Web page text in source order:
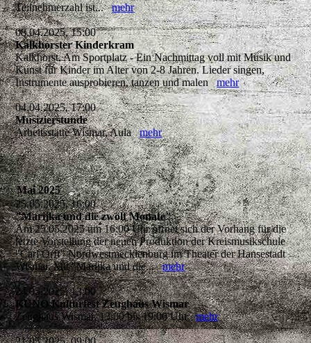
Teilnehmerzahl ist...mehr
08.04.2025, 15:00
Kalkhorster Kinderkram
Kalkhorst, Am Sportplatz - Ein Nachmittag voll mit Musik und
Kunst für Kinder im Alter von 2-8 Jahren. Lieder singen,
Instrumente ausprobieren, tanzen und malenmehr
04.04.2025, 17:00
Musizierstunde
Arbeitsstätte Wismar, Aulamehr
Mai 2025
25.05.2025, 16:00
"Marijka und die zwölf Monate"
Am 25.05.2025 um 16:00 Uhr öffnet sich der Vorhang für die
letzte Vorstellung der neuen Produktion der Kreismusikschule
"Carl Orff" Nordwestmecklenburg im Theater der Hansestadt
Wismar. Mit "Marijka und die...mehr
24.05.2025, 13:00
KUNO Kulturfest Zeughaus Wismar
Zeughaus Wismar, 13:00 bis 19:00 Uhrmehr